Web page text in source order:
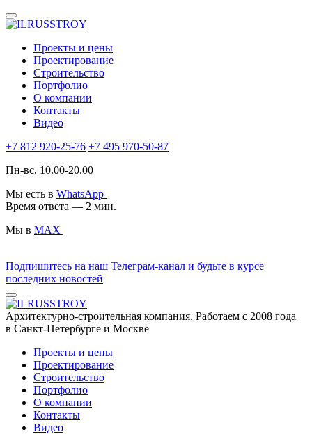
Проекты и цены
Проектирование
Строительство
Портфолио
О компании
Контакты
Видео
+7 812 920-25-76 +7 495 970-50-87
Пн-вс, 10.00-20.00
Мы есть в WhatsApp
Время ответа — 2 мин.
Мы в MAX
Подпишитесь на наш Телеграм-канал и будьте в курсе
последних новостей
Архитектурно-строительная компания. Работаем с 2008 года
в Санкт-Петербурге и Москве
Проекты и цены
Проектирование
Строительство
Портфолио
О компании
Контакты
Видео